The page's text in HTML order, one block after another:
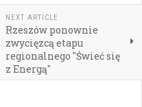
NEXT ARTICLE
Rzeszów ponownie
zwycięzcą etapu
regionalnego "Świeć się
z Energą"